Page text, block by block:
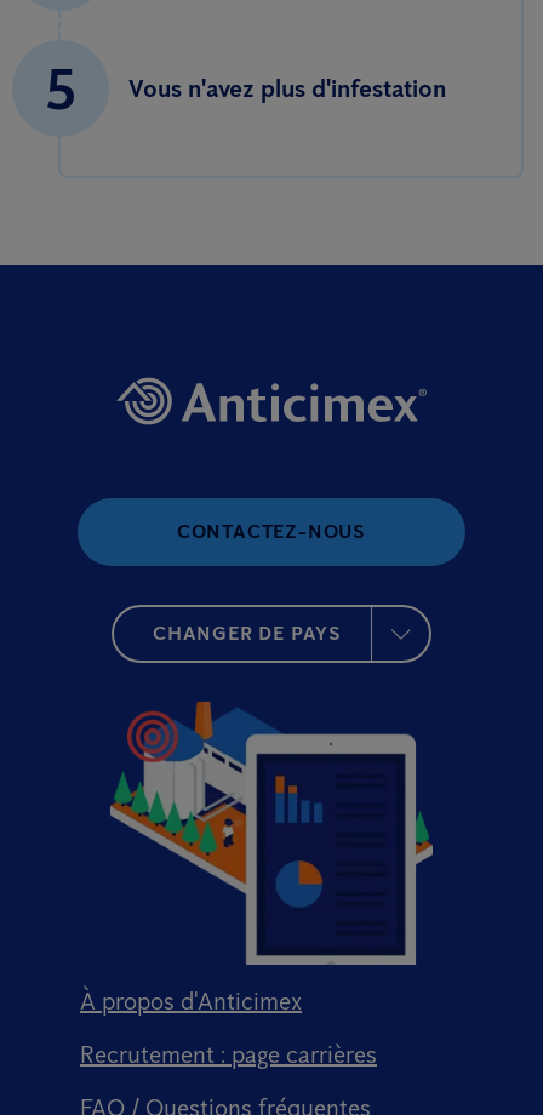
5 Vous n'avez plus d'infestation
CONTACTEZ-NOUS
CHANGER DE PAYS
À propos d'Anticimex
Recrutement : page carrières
FAQ / Questions fréquentes